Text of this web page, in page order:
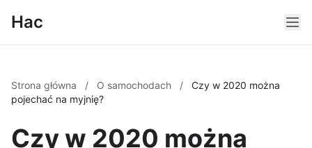
Hac
Strona główna / O samochodach /
Czy w 2020 można
pojechać na myjnię?
Czy w 2020 można